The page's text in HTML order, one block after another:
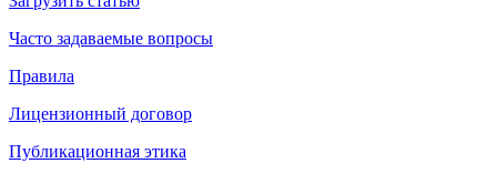
Часто задаваемые вопросы
Правила
Лицензионный договор
Публикационная этика